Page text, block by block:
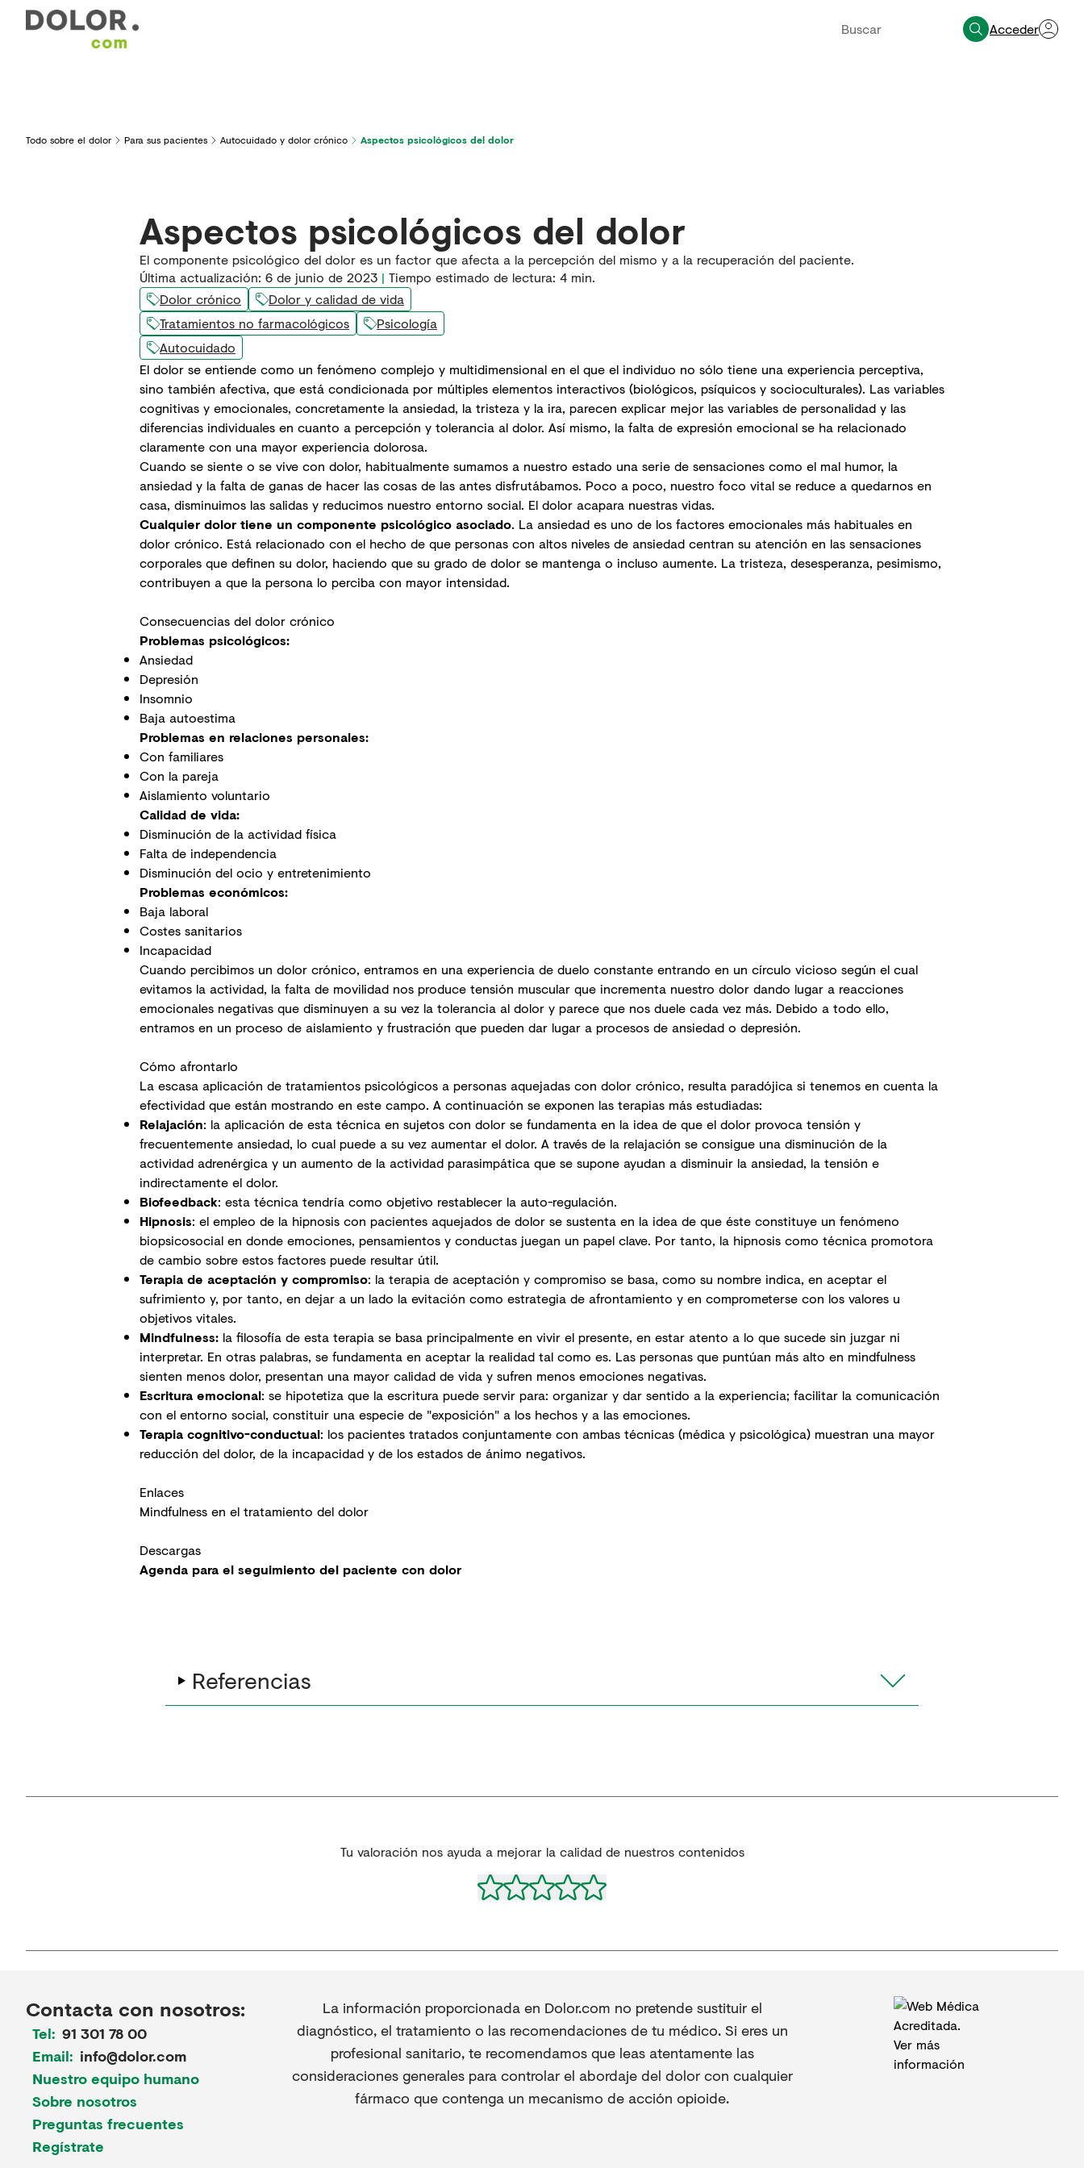
Acceder
Todo sobre el dolor Para sus pacientes Autocuidado y dolor crónico Aspectos psicológicos del dolor
Aspectos psicológicos del dolor
El componente psicológico del dolor es un factor que afecta a la percepción del mismo y a la recuperación del paciente.
Última actualización: 6 de junio de 2023 | Tiempo estimado de lectura: 4 min.
Dolor crónico
Dolor y calidad de vida
Tratamientos no farmacológicos
Psicología
Autocuidado
El dolor se entiende como un fenómeno complejo y multidimensional en el que el individuo no sólo tiene una experiencia perceptiva,
sino también afectiva, que está condicionada por múltiples elementos interactivos (biológicos, psíquicos y socioculturales). Las variables
cognitivas y emocionales, concretamente la ansiedad, la tristeza y la ira, parecen explicar mejor las variables de personalidad y las
diferencias individuales en cuanto a percepción y tolerancia al dolor. Así mismo, la falta de expresión emocional se ha relacionado
claramente con una mayor experiencia dolorosa.
Cuando se siente o se vive con dolor, habitualmente sumamos a nuestro estado una serie de sensaciones como el mal humor, la
ansiedad y la falta de ganas de hacer las cosas de las antes disfrutábamos. Poco a poco, nuestro foco vital se reduce a quedarnos en
casa, disminuimos las salidas y reducimos nuestro entorno social. El dolor acapara nuestras vidas.
Cualquier dolor tiene un componente psicológico asociado. La ansiedad es uno de los factores emocionales más habituales en
dolor crónico. Está relacionado con el hecho de que personas con altos niveles de ansiedad centran su atención en las sensaciones
corporales que definen su dolor, haciendo que su grado de dolor se mantenga o incluso aumente. La tristeza, desesperanza, pesimismo,
contribuyen a que la persona lo perciba con mayor intensidad.
Consecuencias del dolor crónico
Problemas psicológicos:
Ansiedad
Depresión
Insomnio
Baja autoestima
Problemas en relaciones personales:
Con familiares
Con la pareja
Aislamiento voluntario
Calidad de vida:
Disminución de la actividad física
Falta de independencia
Disminución del ocio y entretenimiento
Problemas económicos:
Baja laboral
Costes sanitarios
Incapacidad
Cuando percibimos un dolor crónico, entramos en una experiencia de duelo constante entrando en un círculo vicioso según el cual
evitamos la actividad, la falta de movilidad nos produce tensión muscular que incrementa nuestro dolor dando lugar a reacciones
emocionales negativas que disminuyen a su vez la tolerancia al dolor y parece que nos duele cada vez más. Debido a todo ello,
entramos en un proceso de aislamiento y frustración que pueden dar lugar a procesos de ansiedad o depresión.
Cómo afrontarlo
La escasa aplicación de tratamientos psicológicos a personas aquejadas con dolor crónico, resulta paradójica si tenemos en cuenta la
efectividad que están mostrando en este campo. A continuación se exponen las terapias más estudiadas:
Relajación: la aplicación de esta técnica en sujetos con dolor se fundamenta en la idea de que el dolor provoca tensión y
frecuentemente ansiedad, lo cual puede a su vez aumentar el dolor. A través de la relajación se consigue una disminución de la
actividad adrenérgica y un aumento de la actividad parasimpática que se supone ayudan a disminuir la ansiedad, la tensión e
indirectamente el dolor.
Biofeedback: esta técnica tendría como objetivo restablecer la auto-regulación.
Hipnosis: el empleo de la hipnosis con pacientes aquejados de dolor se sustenta en la idea de que éste constituye un fenómeno
biopsicosocial en donde emociones, pensamientos y conductas juegan un papel clave. Por tanto, la hipnosis como técnica promotora
de cambio sobre estos factores puede resultar útil.
Terapia de aceptación y compromiso: la terapia de aceptación y compromiso se basa, como su nombre indica, en aceptar el
sufrimiento y, por tanto, en dejar a un lado la evitación como estrategia de afrontamiento y en comprometerse con los valores u
objetivos vitales.
Mindfulness: la filosofía de esta terapia se basa principalmente en vivir el presente, en estar atento a lo que sucede sin juzgar ni
interpretar. En otras palabras, se fundamenta en aceptar la realidad tal como es. Las personas que puntúan más alto en mindfulness
sienten menos dolor, presentan una mayor calidad de vida y sufren menos emociones negativas.
Escritura emocional: se hipotetiza que la escritura puede servir para: organizar y dar sentido a la experiencia; facilitar la comunicación
con el entorno social, constituir una especie de "exposición" a los hechos y a las emociones.
Terapia cognitivo-conductual: los pacientes tratados conjuntamente con ambas técnicas (médica y psicológica) muestran una mayor
reducción del dolor, de la incapacidad y de los estados de ánimo negativos.
Enlaces
Mindfulness en el tratamiento del dolor
Descargas
Agenda para el seguimiento del paciente con dolor
Referencias
Tu valoración nos ayuda a mejorar la calidad de nuestros contenidos
Contacta con nosotros:
Tel: 91 301 78 00
Email: info@dolor.com
Nuestro equipo humano
Sobre nosotros
Preguntas frecuentes
Regístrate
La información proporcionada en Dolor.com no pretende sustituir el
diagnóstico, el tratamiento o las recomendaciones de tu médico. Si eres un
profesional sanitario, te recomendamos que leas atentamente las
consideraciones generales para controlar el abordaje del dolor con cualquier
fármaco que contenga un mecanismo de acción opioide.